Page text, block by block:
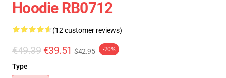
Hoodie RB0712
(12 customer reviews)
€49.39 €39.51 $42.95 -20%
Type